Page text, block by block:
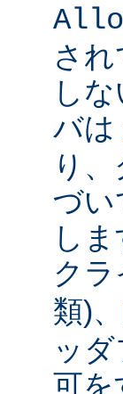
さ
し
バは
り
づい
し
ク
類)、
ッ
可を